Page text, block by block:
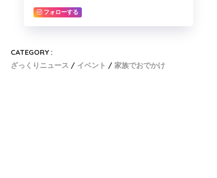
フォローする
CATEGORY :
ざっくりニュース
イベント 家族でおでかけ